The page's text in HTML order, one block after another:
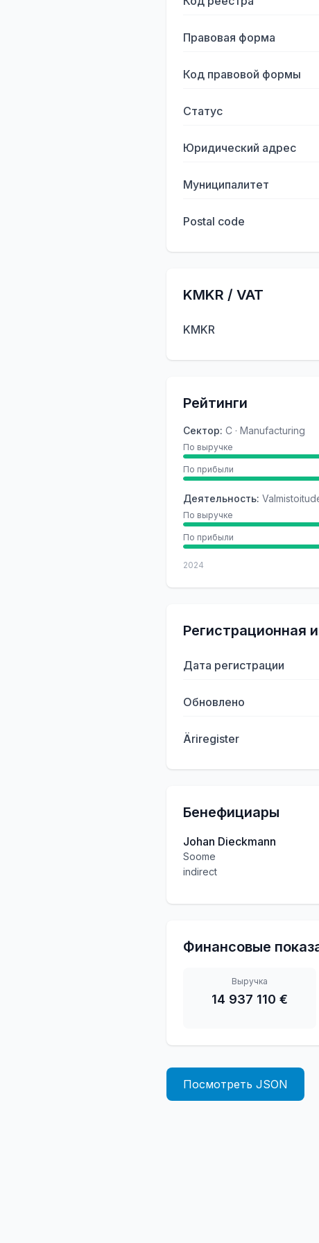
Правовая форма
Код правовой формы
Статус
Юридический адрес
Муниципалитет
Postal code
KMKR / VAT
KMKR
Рейтинги
Сектор: C · Manufacturing
По выручке
По прибыли
Деятельность:
По выручке
По прибыли
2024
Регистрационная
Дата регистрации
Обновлено
Äriregister
Бенефициары
Johan Dieckmann
Soome
indirect
Финансовые
Выручка
14 937 110 €
Посмотреть JSON